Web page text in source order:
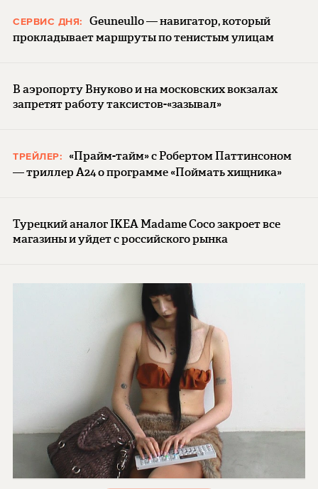
СЕРВИС ДНЯ:
Geuneullo — навигатор, который
прокладывает маршруты по тенистым улицам
В аэропорту Внуково и на московских вокзалах
запретят работу таксистов-«зазывал»
ТРЕЙЛЕР:
«Прайм-тайм» с Робертом Паттинсоном
— триллер A24 о программе «Поймать хищника»
Турецкий аналог IKEA Madame Coco закроет все
магазины и уйдет с российского рынка